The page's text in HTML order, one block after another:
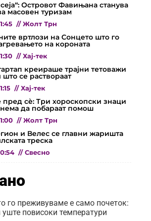
Островот Фавињана станува
масовен туризам
// Жолт Трн
вртлози на Сонцето што го
на короната
// Хај-тек
креираше трајни тетоважи
се раствораат
// Хај-тек
пред сѐ: Три хороскопски знаци
да побараат помош
// Жолт Трн
и Велес се главни жаришта
треска
// Свесно
го преживуваме е само почеток:
повисоки температури